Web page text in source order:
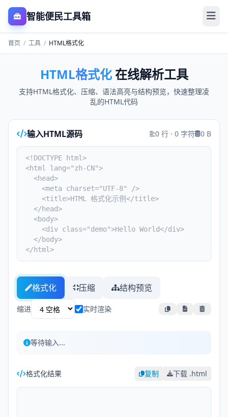
智能便民工具箱
首页 / 工具 / HTML格式化
HTML格式化 在线解析工具
支持HTML格式化、压缩、语法高亮与结构预览，快速整理凌
乱的HTML代码
输入HTML源码 0 行 · 0 字符 0 B
格式化 压缩 结构预览
缩进 实时渲染
等待输入...
格式化结果 复制 下载 .html